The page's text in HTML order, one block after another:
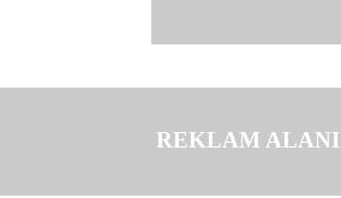
REKLAM ALANI